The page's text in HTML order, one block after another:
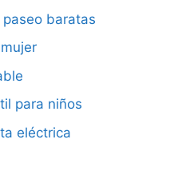
baratas
para niños
eléctrica